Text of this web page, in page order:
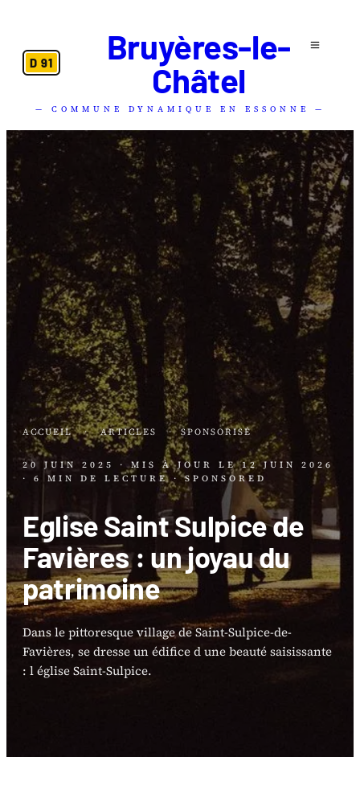
D 91
Bruyères-le-
Châtel
— COMMUNE DYNAMIQUE EN ESSONNE —
ACCUEIL · ARTICLES · SPONSORISÉ
20 JUIN 2025 · MIS À JOUR LE12 JUIN 2026
· 6 MIN DE LECTURE · SPONSORED
Eglise Saint Sulpice de
Favières : un joyau du
patrimoine
Dans le pittoresque village de Saint-Sulpice-de-
Favières, se dresse un édifice d une beauté saisissante
: l église Saint-Sulpice.